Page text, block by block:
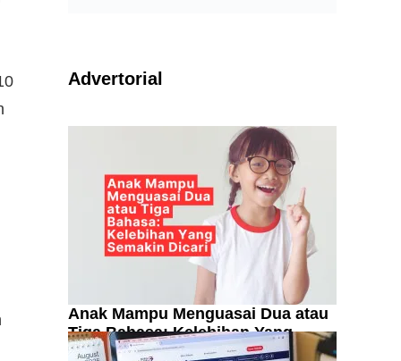
Advertorial
Anak Mampu Menguasai Dua atau
Tiga Bahasa: Kelebihan Yang
Semakin Dicari